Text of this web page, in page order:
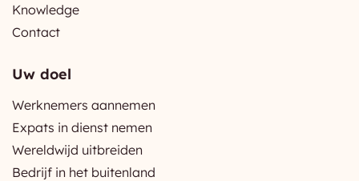
Knowledge
Contact
Uw doel
Werknemers aannemen
Expats in dienst nemen
Wereldwijd uitbreiden
Bedrijf in het buitenland